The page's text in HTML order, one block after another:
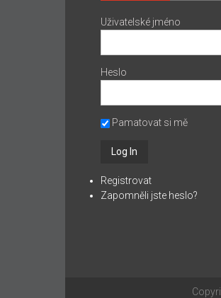
Uživatelské jméno
Heslo
Pamatovat si mě
Registrovat
Zapomněli jste heslo?